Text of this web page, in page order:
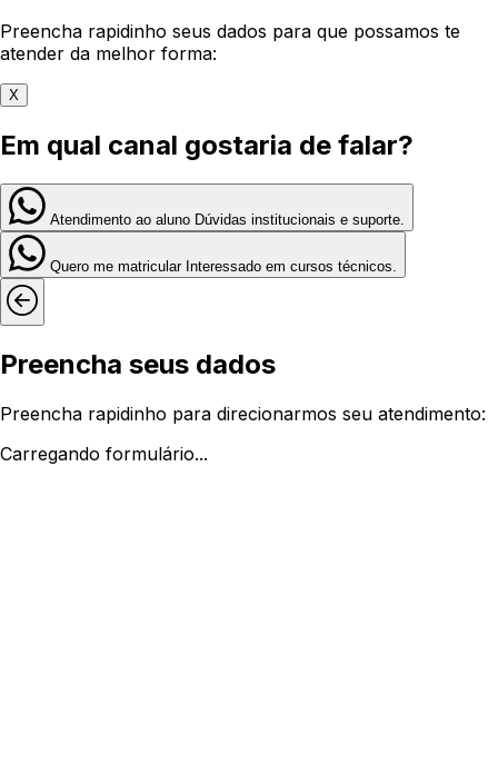
Preencha rapidinho seus dados para que possamos te
atender da melhor forma:
X
Em qual canal gostaria de falar?
Atendimento ao aluno Dúvidas institucionais e suporte.
Quero me matricular Interessado em cursos técnicos.
Preencha seus dados
Preencha rapidinho para direcionarmos seu atendimento:
Carregando formulário...